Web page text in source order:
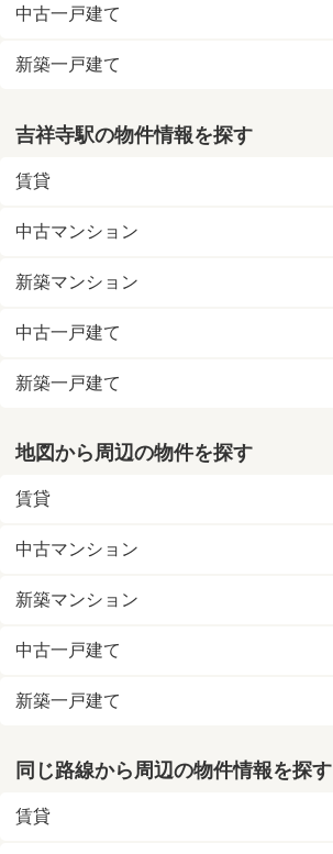
中古一戸建て
新築一戸建て
吉祥寺駅の物件情報を探す
賃貸
中古マンション
新築マンション
中古一戸建て
新築一戸建て
地図から周辺の物件を探す
賃貸
中古マンション
新築マンション
中古一戸建て
新築一戸建て
同じ路線から周辺の物件情報を探す
賃貸